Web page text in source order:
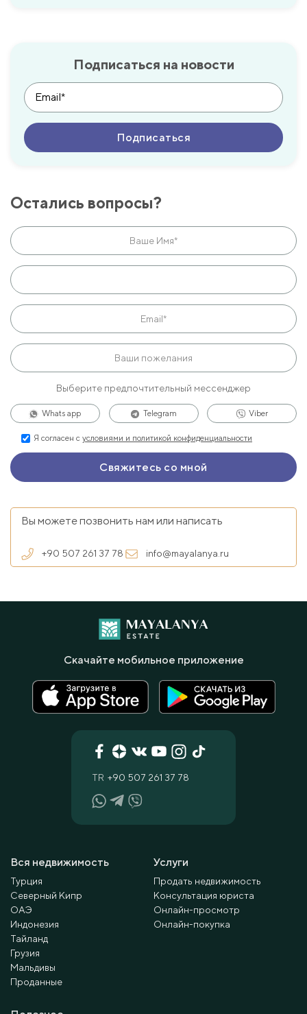
Подписаться на новости
Остались вопросы?
Выберите предпочтительный мессенджер
Whats app Telegram Viber
Я согласен с условиями и политикой конфиденциальности
Вы можете позвонить нам или написать
+90 507 261 37 78 info@mayalanya.ru
Вся недвижимость
Турция
Северный Кипр
ОАЭ
Индонезия
Тайланд
Грузия
Мальдивы
Проданные
Услуги
Продать недвижимость
Консультация юриста
Онлайн-просмотр
Онлайн-покупка
TR +90 507 261 37 78
Скачайте мобильное приложение